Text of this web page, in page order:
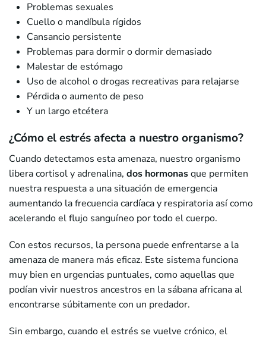
Problemas sexuales
Cuello o mandíbula rígidos
Cansancio persistente
Problemas para dormir o dormir demasiado
Malestar de estómago
Uso de alcohol o drogas recreativas para relajarse
Pérdida o aumento de peso
Y un largo etcétera
¿Cómo el estrés afecta a nuestro organismo?
Cuando detectamos esta amenaza, nuestro organismo
libera cortisol y adrenalina, dos hormonasque permiten
nuestra respuesta a una situación de emergencia
aumentando la frecuencia cardíaca y respiratoria así como
acelerando el flujo sanguíneo por todo el cuerpo.
Con estos recursos, la persona puede enfrentarse a la
amenaza de manera más eficaz. Este sistema funciona
muy bien en urgencias puntuales, como aquellas que
podían vivir nuestros ancestros en la sábana africana al
encontrarse súbitamente con un predador.
Sin embargo, cuando el estrés se vuelve crónico, el